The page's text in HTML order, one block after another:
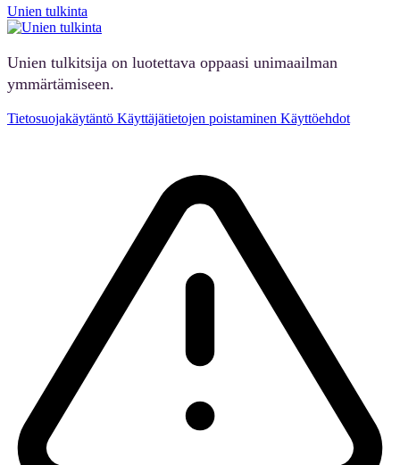
Unien tulkinta
Unien tulkitsija on luotettava oppaasi unimaailman
ymmärtämiseen.
Tietosuojakäytäntö Käyttäjätietojen poistaminen Käyttöehdot